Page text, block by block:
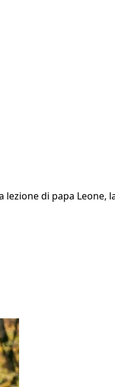
di papa Leone,